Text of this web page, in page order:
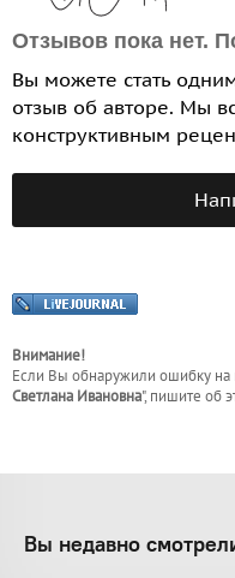
Отзывов пока нет.
Вы можете стать
отзыв об авторе. Мы
конструктивным
Внимание!
Если Вы обнаружили ошибку на
Светлана Ивановна", пишите об
Вы недавно